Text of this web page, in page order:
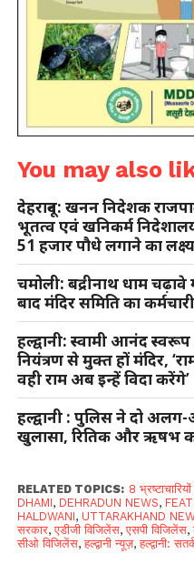
You may also
देहरादून: खनन निदेशक
भूतत्व एवं खनिकर्म
51 हजार पौधे लगाने का लक्ष्य
चमोली: बद्रीनाथ धाम
बाद मंदिर समिति का
हल्द्वानी: स्वामी आनंद
नियंत्रण से मुक्त हों मंदिर,
वही राम अब इन्हें विदा करेंगे’
हल्द्वानी : पुलिस ने दो
खुलासा, रितिक और ऋषभ
RELATED TOPICS: 8
DHAMI, DEHRADUN NEWS,
HALDWANI, UTTARAKHAND
सरकार,एडीजी विजिलेंस,एसपी विजिलेंस,
सीओ विजिलेंस,हल्द्वानी न्यूज़,हल्द्वानी: